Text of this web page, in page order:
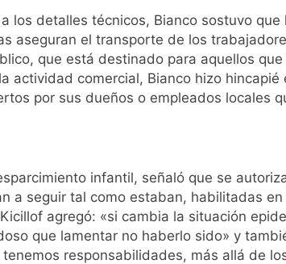
1 Día Atrás
Masiva movilización al
1 Día Atrás
La Diócesis de Quilmes celebra
1 Día Atrás
los detalles técnicos, Bianco sostuvo
aseguran el transporte de los
que está destinado para aquellos
actividad comercial, Bianco hizo
por sus dueños o empleados locales
infantil, señaló que se
a seguir tal como estaban, habilitadas
agregó: «si cambia la situación
que lamentar no haberlo sido» y
responsabilidades, más allá de